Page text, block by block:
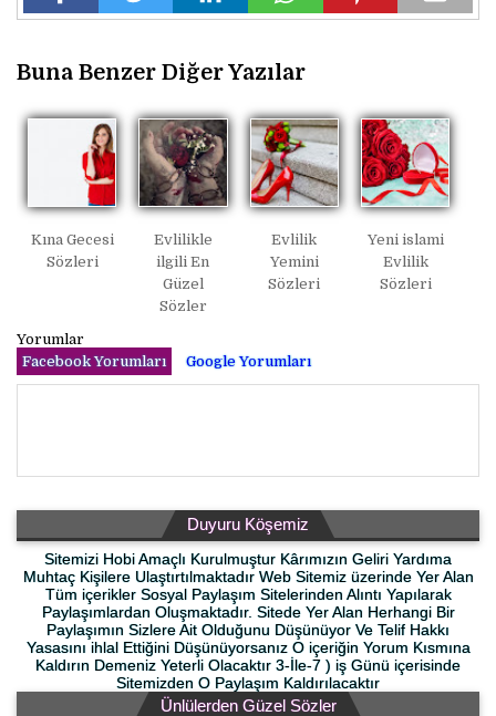
Buna Benzer Diğer Yazılar
Kına Gecesi
Sözleri
Evlilikle
ilgili En
Güzel
Sözler
Evlilik
Yemini
Sözleri
Yeni islami
Evlilik
Sözleri
Yorumlar
Facebook Yorumları
Google Yorumları
Duyuru Köşemiz
Sitemizi Hobi Amaçlı Kurulmuştur Kârımızın Geliri Yardıma
Muhtaç Kişilere Ulaştırtılmaktadır Web Sitemiz üzerinde Yer Alan
Tüm içerikler Sosyal Paylaşım Sitelerinden Alıntı Yapılarak
Paylaşımlardan Oluşmaktadır. Sitede Yer Alan Herhangi Bir
Paylaşımın Sizlere Ait Olduğunu Düşünüyor Ve Telif Hakkı
Yasasını ihlal Ettiğini Düşünüyorsanız O içeriğin Yorum Kısmına
Kaldırın Demeniz Yeterli Olacaktır 3-İle-7 ) iş Günü içerisinde
Sitemizden O Paylaşım Kaldırılacaktır
Ünlülerden Güzel Sözler